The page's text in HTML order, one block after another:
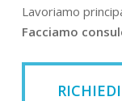
Lavoriamo
Facciamo